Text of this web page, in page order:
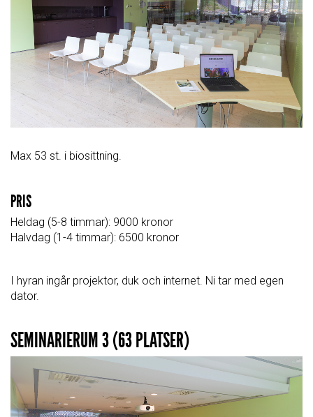
Max 53 st. i biosittning.
PRIS
Heldag (5-8 timmar): 9000 kronor
Halvdag (1-4 timmar): 6500 kronor
I hyran ingår projektor, duk och internet. Ni tar med egen
dator.
SEMINARIERUM 3 (63 PLATSER)